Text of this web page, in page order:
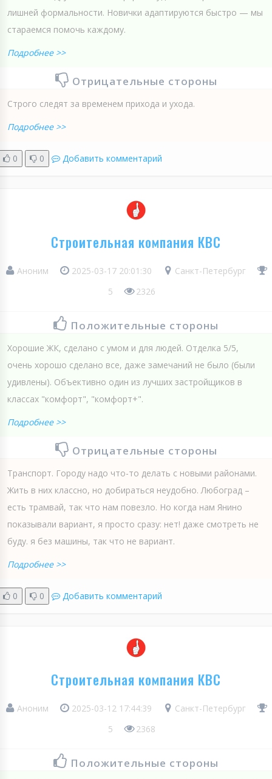
лишней формальности. Новички адаптируются быстро — мы
стараемся помочь каждому.
Подробнее >>
Отрицательные стороны
Строго следят за временем прихода и ухода.
Подробнее >>
0 0 Добавить комментарий
Строительная компания КВС
Аноним 2025-03-17 20:01:30
Санкт-Петербург
5
2326
Положительные стороны
Хорошие ЖК, сделано с умом и для людей. Отделка 5/5,
очень хорошо сделано все, даже замечаний не было (были
удивлены). Объективно один из лучших застройщиков в
классах "комфорт", "комфорт+".
Подробнее >>
Отрицательные стороны
Транспорт. Городу надо что-то делать с новыми районами.
Жить в них классно, но добираться неудобно. Любоград –
есть трамвай, так что нам повезло. Но когда нам Янино
показывали вариант, я просто сразу: нет! даже смотреть не
буду. я без машины, так что не вариант.
Подробнее >>
0 0 Добавить комментарий
Строительная компания КВС
Аноним 2025-03-12 17:44:39
Санкт-Петербург
5
2368
Положительные стороны